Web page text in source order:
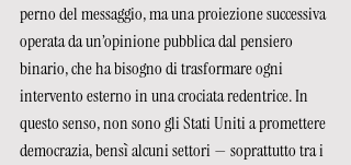
perno del messaggio, ma una proiezione successiva
operata da un’opinione pubblica dal pensiero
binario, che ha bisogno di trasformare ogni
intervento esterno in una crociata redentrice. In
questo senso, non sono gli Stati Uniti a promettere
democrazia, bensì alcuni settori — soprattutto tra i